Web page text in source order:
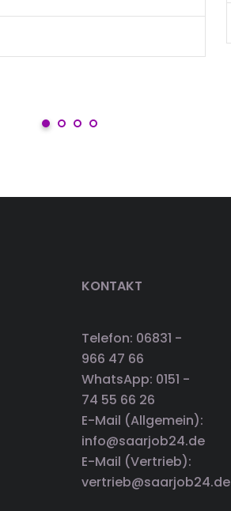
KONTAKT
Telefon: 06831 -
966 47 66
WhatsApp: 0151 -
74 55 66 26
E-Mail (Allgemein):
info@saarjob24.de
E-Mail (Vertrieb):
vertrieb@saarjob24.de